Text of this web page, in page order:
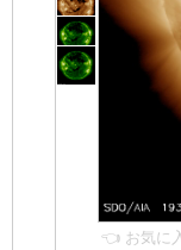
👈 お気に